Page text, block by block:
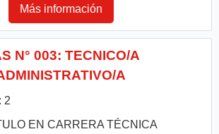
Más información
N° 003: TECNICO/A
A
2
EN CARRERA TÉCNICA